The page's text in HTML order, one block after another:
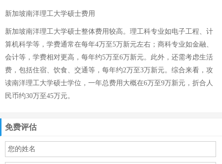
新加坡南洋理工大学硕士费用
新加坡南洋理工大学硕士整体费用较高。理工科专业如电子工程、计
算机科学等，学费通常在每年4万至5万新元左右；商科专业如金融、
会计等，学费相对更高，每年约5万至6万新元。此外，还需考虑生活
费，包括住宿、饮食、交通等，每年约2万至3万新元。综合来看，攻
读南洋理工大学硕士学位，一年总费用大概在6万至9万新元，折合人
民币约30万至45万元。
免费评估